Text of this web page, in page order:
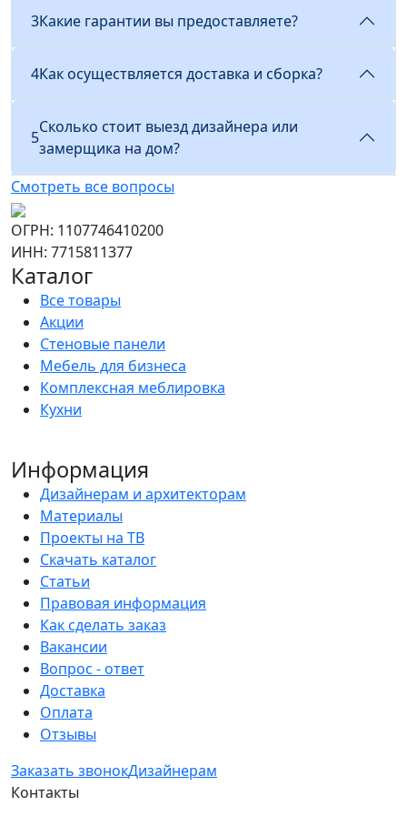
3Какие гарантии вы предоставляете?
4Как осуществляется доставка и сборка?
5
Сколько стоит выезд дизайнера или
замерщика на дом?
Смотреть все вопросы
ОГРН: 1107746410200
ИНН: 7715811377
Каталог
Все товары
Акции
Стеновые панели
Мебель для бизнеса
Комплексная меблировка
Кухни
Информация
Дизайнерам и архитекторам
Материалы
Проекты на ТВ
Скачать каталог
Статьи
Правовая информация
Как сделать заказ
Вакансии
Вопрос - ответ
Доставка
Оплата
Отзывы
Заказать звонокДизайнерам
Контакты